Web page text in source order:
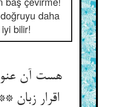
daha
iyi bilir!
هست آن
اقرار زبان